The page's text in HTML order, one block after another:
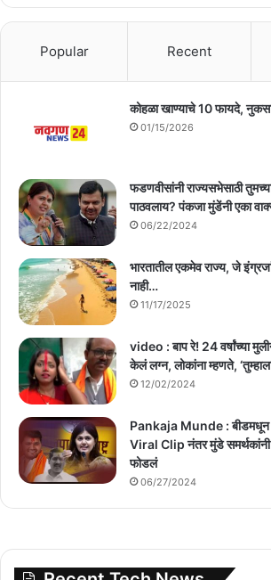
Popular Recent
कोहळा खाण्याचे 10 फायदे,
01/15/2026
फडणवीसांनी राज्यसभेसाठी
पाठवलाय? पंकजा मुंडेंनी एका
06/22/2024
भारतातील एकमेव राज्य, जे
नाही…
11/17/2025
video : बाप रे! 24 वर्षांच्या
केलं लग्न, लोकांना म्हणते,
12/02/2024
Pankaja Munde : बीडमधून
Viral Clip नंतर मुंडे
फोडलं
06/27/2024